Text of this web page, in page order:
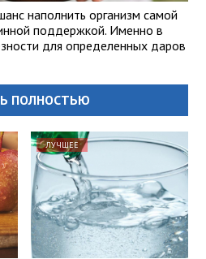
наполнить организм самой
поддержкой. Именно в
для определенных даров
ПОЛНОСТЬЮ
ЛУЧШЕЕ